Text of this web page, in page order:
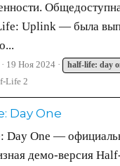
Uplink — была
19 Ноя 2024 half-life: day
Life 2
Day One
Day One —
демо-версия